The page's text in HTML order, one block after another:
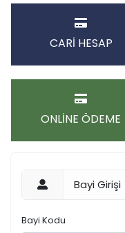
CARİ HESAP
ONLİNE ÖDEME
Bayi Girişi
Bayi Kodu